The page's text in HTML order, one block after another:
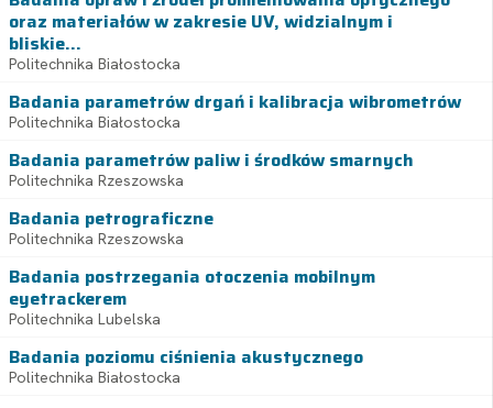
oraz materiałów w zakresie UV, widzialnym i
bliskie...
Politechnika Białostocka
Badania parametrów drgań i kalibracja wibrometrów
Politechnika Białostocka
Badania parametrów paliw i środków smarnych
Politechnika Rzeszowska
Badania petrograficzne
Politechnika Rzeszowska
Badania postrzegania otoczenia mobilnym
eyetrackerem
Politechnika Lubelska
Badania poziomu ciśnienia akustycznego
Politechnika Białostocka